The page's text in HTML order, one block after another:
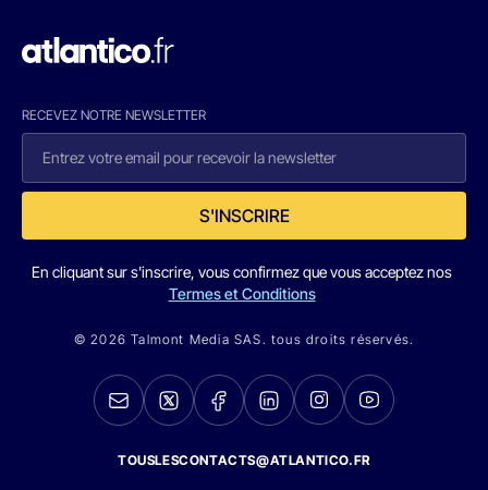
RECEVEZ NOTRE NEWSLETTER
S'INSCRIRE
En cliquant sur s'inscrire, vous confirmez que vous acceptez nos
Termes et Conditions
© 2026 Talmont Media SAS. tous droits réservés.
TOUSLESCONTACTS@ATLANTICO.FR